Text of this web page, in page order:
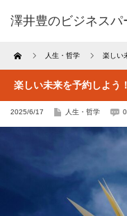
澤井豊のビジネス
Home 人生・哲学 楽しい
楽しい未来を予約しよう！
2025/6/17 人生・哲学